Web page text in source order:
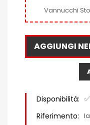
Vannucchi
AGGIUNGI
Disponibilità:
Riferimento: